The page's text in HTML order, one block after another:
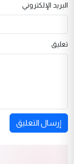
البريد الإلكتروني
تعليق
إرسال التعليق